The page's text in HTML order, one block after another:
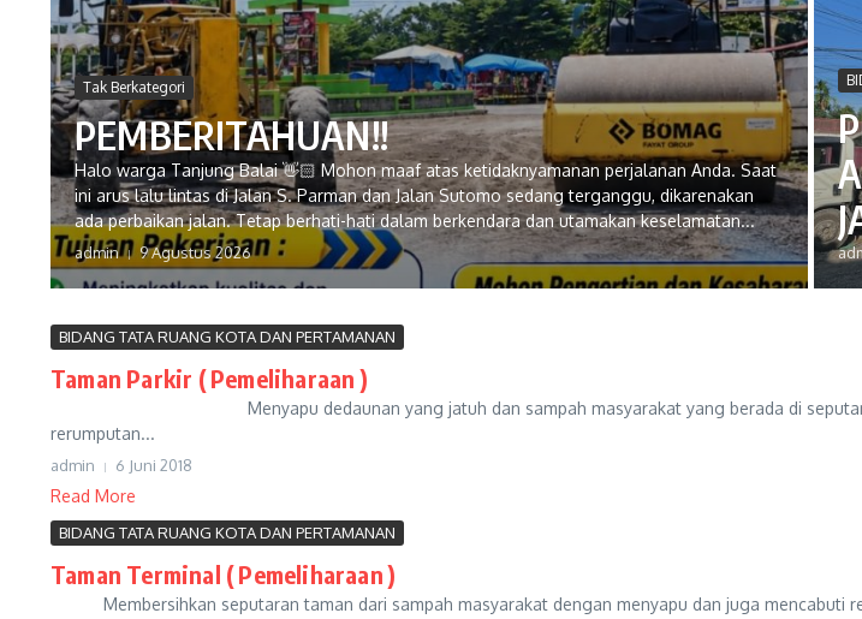
Tak Berkategori
PEMBERITAHUAN!!
Halo warga Tanjung Balai 👋🏻 Mohon maaf atas ketidaknyamanan perjalanan Anda. Saat
ini arus lalu lintas di Jalan S. Parman dan Jalan Sutomo sedang terganggu, dikarenakan
ada perbaikan jalan. Tetap berhati-hati dalam berkendara dan utamakan keselamatan...
admin 9 Agustus 2026
BIDANG TATA RUANG KOTA DAN PERTAMANAN
Taman Parkir ( Pemeliharaan )
Menyapu dedaunan yang jatuh dan sampah masyarakat yang berada di seputaran
rerumputan...
admin 6 Juni 2018
Read More
BIDANG TATA RUANG KOTA DAN PERTAMANAN
Taman Terminal ( Pemeliharaan )
Membersihkan seputaran taman dari sampah masyarakat dengan menyapu dan juga mencabuti